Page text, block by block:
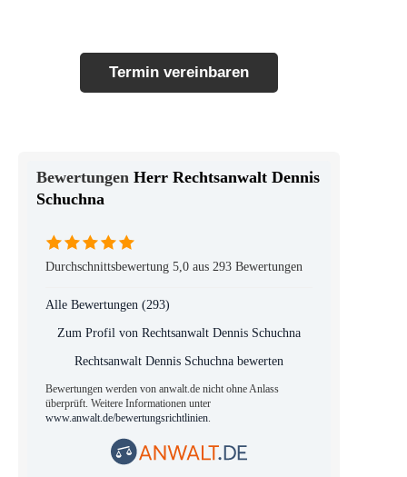
Termin vereinbaren
Herr Rechtsanwalt Dennis
Schuchna
Durchschnittsbewertung 5,0 aus 293 Bewertungen
Alle Bewertungen (293)
Zum Profil vonRechtsanwalt Dennis Schuchna
Rechtsanwalt Dennis Schuchna bewerten
Bewertungen werden von anwalt.de nicht ohne Anlass
überprüft. Weitere Informationen unter
www.anwalt.de/bewertungsrichtlinien.